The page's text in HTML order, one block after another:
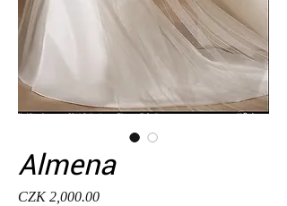
Almena
CZK 2,000.00Price